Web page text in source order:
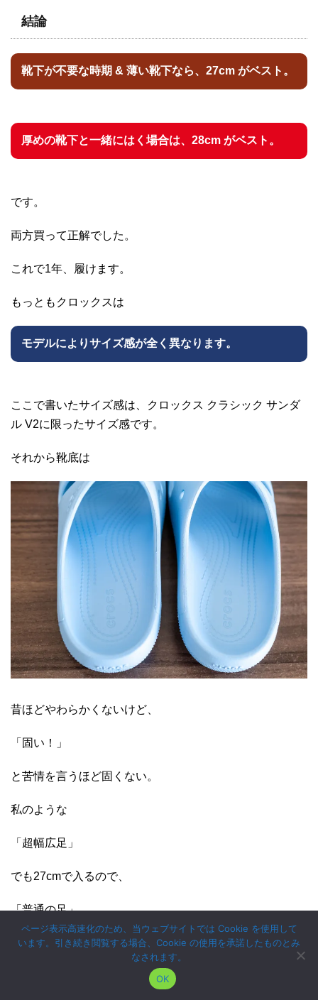
結論
靴下が不要な時期 & 薄い靴下なら、27cm がベスト。
厚めの靴下と一緒にはく場合は、28cm がベスト。
です。
両方買って正解でした。
これで1年、履けます。
もっともクロックスは
モデルによりサイズ感が全く異なります。
ここで書いたサイズ感は、クロックス クラシック サンダ
ル V2に限ったサイズ感です。
それから靴底は
昔ほどやわらかくないけど、
「固い！」
と苦情を言うほど固くない。
私のような
「超幅広足」
でも27cmで入るので、
「普通の足」
の人は最低でも
ページ表示高速化のため、当ウェブサイトでは Cookie を使用して
います。引き続き閲覧する場合、Cookie の使用を承諾したものとみ
なされます。
OK